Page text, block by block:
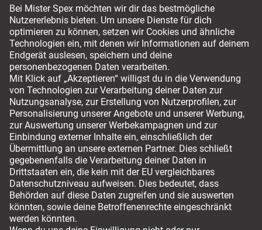
Service-Chat
044 797 59 94
Bezahlmethoden
Versandmöglichkeiten